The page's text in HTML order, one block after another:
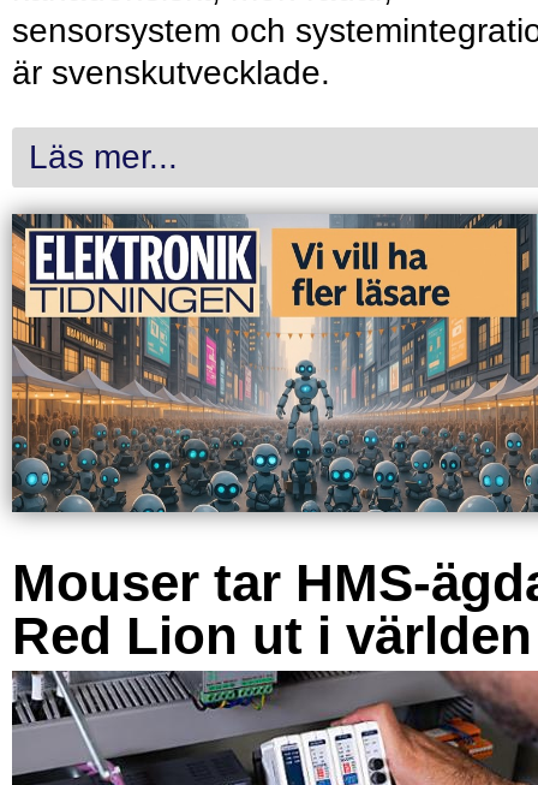
sensorsystem och
är svenskutvecklade.
Läs mer...
Mouser tar HMS-
Red Lion ut i världen